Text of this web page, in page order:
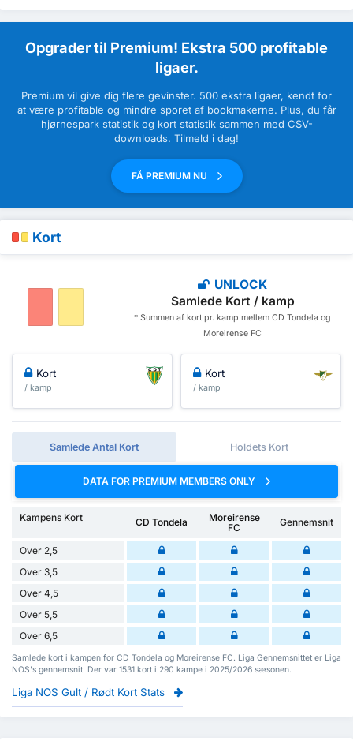
Opgrader til Premium! Ekstra 500 profitable
ligaer.
Premium vil give dig flere gevinster. 500 ekstra ligaer, kendt for
at være profitable og mindre sporet af bookmakerne. Plus, du får
hjørnespark statistik og kort statistik sammen med CSV-
downloads. Tilmeld i dag!
FÅ PREMIUM NU
Kort
UNLOCK
Samlede Kort / kamp
* Summen af ​​kort pr. kamp mellem CD Tondela og
Moreirense FC
Kort
/ kamp
Kort
/ kamp
Samlede Antal Kort Holdets Kort
DATA FOR PREMIUM MEMBERS ONLY
Kampens Kort CD Tondela
Moreirense
FC
Gennemsnit
Over 2,5
Over 3,5
Over 4,5
Over 5,5
Over 6,5
Samlede kort i kampen for CD Tondela og Moreirense FC. Liga Gennemsnittet er Liga
NOS's gennemsnit. Der var 1531 kort i 290 kampe i 2025/2026 sæsonen.
Liga NOS Gult / Rødt Kort Stats